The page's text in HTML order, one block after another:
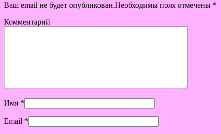
Ваш email не будет опубликован.Необходимы поля отмечены *
Комментарий
Имя *
Email *